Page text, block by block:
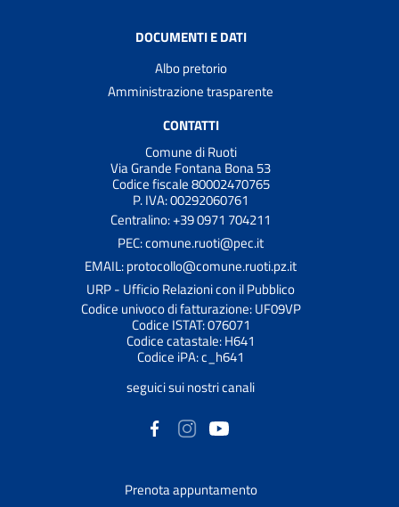
DOCUMENTI E DATI
Albo pretorio
Amministrazione trasparente
CONTATTI
Comune di Ruoti
Via Grande Fontana Bona 53
Codice fiscale 80002470765
P. IVA: 00292060761
Centralino: +39 0971 704211
PEC: comune.ruoti@pec.it
EMAIL: protocollo@comune.ruoti.pz.it
URP - Ufficio Relazioni con il Pubblico
Codice univoco di fatturazione: UF09VP
Codice ISTAT: 076071
Codice catastale: H641
Codice iPA: c_h641
seguici sui nostri canali
Prenota appuntamento